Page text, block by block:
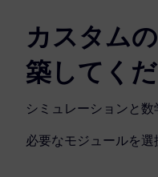
カスタム
築してく
シミュレーションと
必要なモジュールを選